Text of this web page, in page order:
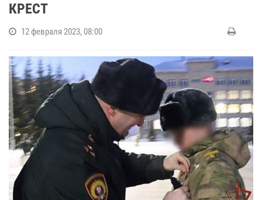
КРЕСТ
12 февраля 2023, 08:00